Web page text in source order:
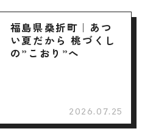
福島県桑折町｜あつ
い夏だから 桃づくし
の”こおり”へ
2026.07.25